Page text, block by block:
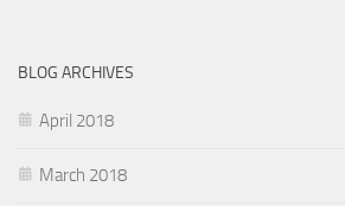
BLOG ARCHIVES
April 2018
March 2018